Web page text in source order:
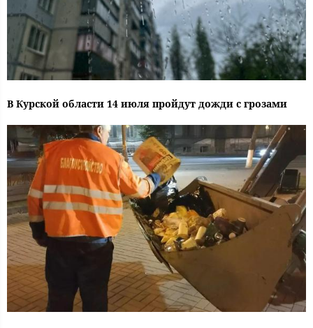
В Курской области 14 июля пройдут дожди с грозами